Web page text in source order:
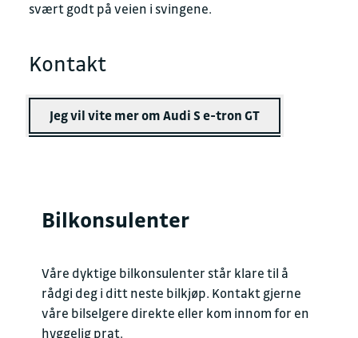
svært godt på veien i svingene.
Kontakt
Jeg vil vite mer om Audi S e-tron GT
Bilkonsulenter
Våre dyktige bilkonsulenter står klare til å
rådgi deg i ditt neste bilkjøp. Kontakt gjerne
våre bilselgere direkte eller kom innom for en
hyggelig prat.